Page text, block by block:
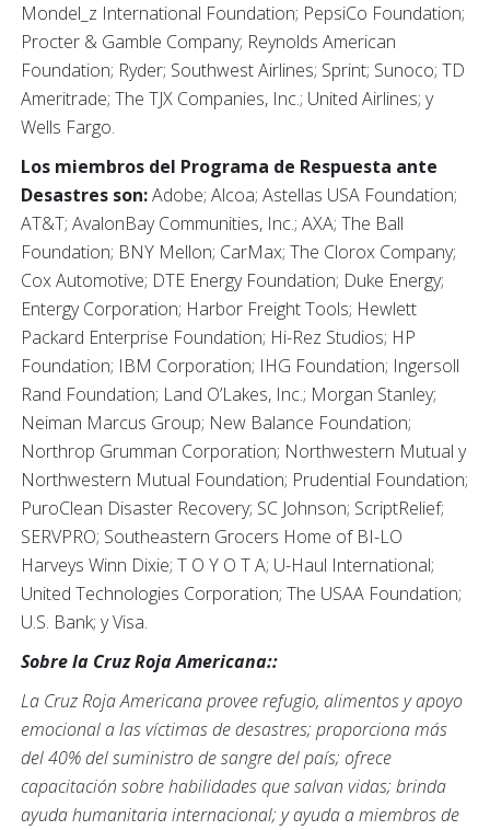
Mondel_z International Foundation; PepsiCo Foundation;
Procter & Gamble Company; Reynolds American
Foundation; Ryder; Southwest Airlines; Sprint; Sunoco; TD
Ameritrade; The TJX Companies, Inc.; United Airlines; y
Wells Fargo.
Los miembros del Programa de Respuesta ante
Desastres son:Adobe; Alcoa; Astellas USA Foundation;
AT&T; AvalonBay Communities, Inc.; AXA; The Ball
Foundation; BNY Mellon; CarMax; The Clorox Company;
Cox Automotive; DTE Energy Foundation; Duke Energy;
Entergy Corporation; Harbor Freight Tools; Hewlett
Packard Enterprise Foundation; Hi-Rez Studios; HP
Foundation; IBM Corporation; IHG Foundation; Ingersoll
Rand Foundation; Land O’Lakes, Inc.; Morgan Stanley;
Neiman Marcus Group; New Balance Foundation;
Northrop Grumman Corporation; Northwestern Mutual y
Northwestern Mutual Foundation; Prudential Foundation;
PuroClean Disaster Recovery; SC Johnson; ScriptRelief;
SERVPRO; Southeastern Grocers Home of BI-LO
Harveys Winn Dixie; T O Y O T A; U-Haul International;
United Technologies Corporation; The USAA Foundation;
U.S. Bank; y Visa.
Sobre la Cruz Roja Americana::
La Cruz Roja Americana provee refugio, alimentos y apoyo
emocional a las víctimas de desastres; proporciona más
del 40% del suministro de sangre del país; ofrece
capacitación sobre habilidades que salvan vidas; brinda
ayuda humanitaria internacional; y ayuda a miembros de